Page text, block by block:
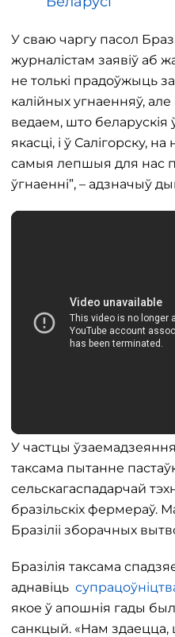
У сваю чаргу пасол
журналістам заявіў аб
не толькі прадоўжыць
калійных угнаенняў, але
ведаем, што беларускія
якасці, і ў Салігорску,
самыя лепшыя для нас
ўгнаенні”, – адзначыў
У частцы ўзаемадзеяння
таксама пытанне
сельскагаспадарчай
бразільскіх фермераў.
Бразіліі зборачных
Бразілія таксама
аднавіць
якое ў апошнія гады
санкцый. «Нам здаецца,